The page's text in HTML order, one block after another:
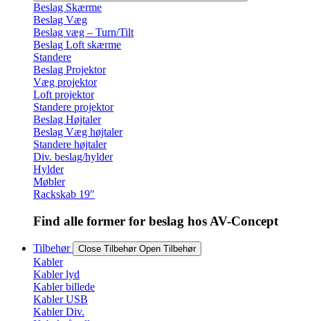
Beslag Skærme
Beslag Væg
Beslag væg – Turn/Tilt
Beslag Loft skærme
Standere
Beslag Projektor
Væg projektor
Loft projektor
Standere projektor
Beslag Højtaler
Beslag Væg højtaler
Standere højtaler
Div. beslag/hylder
Hylder
Møbler
Rackskab 19″
Find alle former for beslag hos AV-Concept
Tilbehør Close Tilbehør Open Tilbehør
Kabler
Kabler lyd
Kabler billede
Kabler USB
Kabler Div.